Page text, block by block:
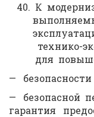
К
технико-
для
—
— безопасной
гарантия